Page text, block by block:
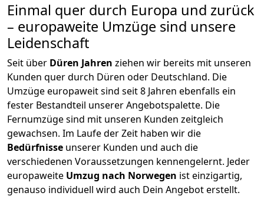
Einmal quer durch Europa und zurück
– europaweite Umzüge sind unsere
Leidenschaft
Seit über Düren Jahren ziehen wir bereits mit unseren
Kunden quer durch Düren oder Deutschland. Die
Umzüge europaweit sind seit8 Jahren ebenfalls ein
fester Bestandteil unserer Angebotspalette. Die
Fernumzüge sind mit unseren Kunden zeitgleich
gewachsen. Im Laufe der Zeit haben wir die
Bedürfnisse unserer Kunden und auch die
verschiedenen Voraussetzungen kennengelernt. Jeder
europaweite Umzug nach Norwegen ist einzigartig,
genauso individuell wird auch Dein Angebot erstellt.